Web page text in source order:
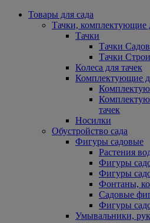
Товары для сада
Тачки, комплектующие
Тачки
Тачки
Тачки
Колеса для тачек
Комплектующие
тачек
Носилки
Обустройство сада
Фигуры садовые
Растения
Фигуры
Фигуры
Фонтаны,
Садовые
Фигуры
Умывальники,